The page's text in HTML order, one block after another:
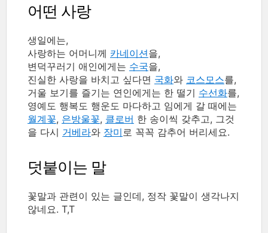
어떤 사랑
생일에는,
사랑하는 어머니께 카네이션을,
변덕꾸러기 애인에게는 수국을,
진실한 사랑을 바치고 싶다면 국화와 코스모스를,
거울 보기를 즐기는 연인에게는 한 떨기 수선화를,
영예도 행복도 행운도 마다하고 임에게 갈 때에는
월계꽃, 은방울꽃, 클로버 한 송이씩 갖추고, 그것
을 다시 거베라와 장미 로 꼭꼭 감추어 버리세요.
덧붙이는 말
꽃말과 관련이 있는 글인데, 정작 꽃말이 생각나지
않네요. T,T